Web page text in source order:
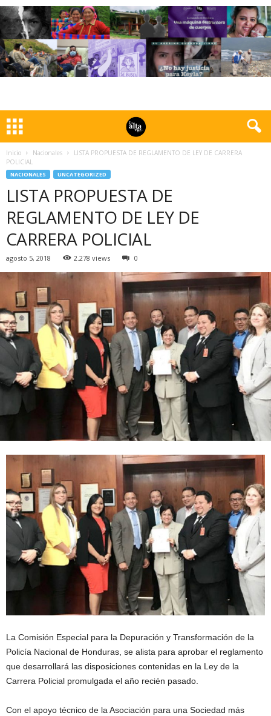
Inicio Nacionales
LISTA PROPUESTA DE REGLAMENTO DE LEY DE CARRERA
POLICIAL
NACIONALES UNCATEGORIZED
LISTA PROPUESTA DE
REGLAMENTO DE LEY DE
CARRERA POLICIAL
agosto 5, 2018 2.278 views 0
La Comisión Especial para la Depuración y Transformación de la
Policía Nacional de Honduras, se alista para aprobar el reglamento
que desarrollará las disposiciones contenidas en la Ley de la
Carrera Policial promulgada el año recién pasado.
Con el apoyo técnico de la Asociación para una Sociedad más